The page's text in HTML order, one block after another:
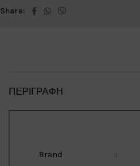
Share:
ΠΕΡΙΓΡΑΦΉ
Brand :